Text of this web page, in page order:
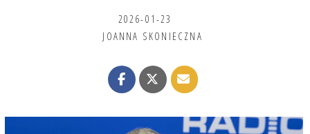
2026-01-23
JOANNA SKONIECZNA